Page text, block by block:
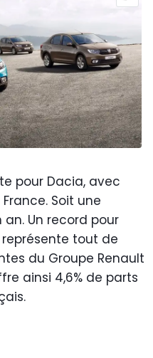
pour Dacia, avec
France. Soit une
an. Un record pour
représente tout de
du Groupe Renault
ainsi 4,6% de parts